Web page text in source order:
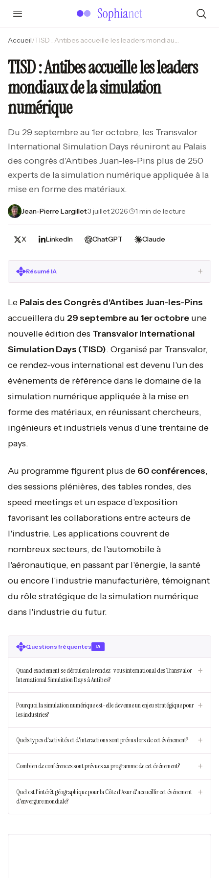
Accueil/ TISD : Antibes accueille les leaders mondiaux de la simulation numérique
TISD : Antibes accueille les leaders
mondiaux de la simulation
numérique
Du 29 septembre au 1er octobre, les Transvalor
International Simulation Days réuniront au Palais
des congrès d'Antibes Juan-les-Pins plus de 250
experts de la simulation numérique appliquée à la
mise en forme des matériaux.
Jean-Pierre Largillet·3 juillet 2026· 1 min de lecture
X LinkedIn ChatGPT Claude
Résumé IA +
Le Palais des Congrès d'Antibes Juan-les-Pins
accueillera du 29 septembre au 1er octobre une
nouvelle édition des Transvalor International
Simulation Days (TISD). Organisé par Transvalor,
ce rendez-vous international est devenu l'un des
événements de référence dans le domaine de la
simulation numérique appliquée à la mise en
forme des matériaux, en réunissant chercheurs,
ingénieurs et industriels venus d'une trentaine de
pays.
Au programme figurent plus de 60 conférences,
des sessions plénières, des tables rondes, des
speed meetings et un espace d'exposition
favorisant les collaborations entre acteurs de
l'industrie. Les applications couvrent de
nombreux secteurs, de l'automobile à
l'aéronautique, en passant par l'énergie, la santé
ou encore l'industrie manufacturière, témoignant
du rôle stratégique de la simulation numérique
dans l'industrie du futur.
Questions fréquentes IA
Quand exactement se déroulera le rendez-vous international des Transvalor
International Simulation Days à Antibes?
+
Pourquoi la simulation numérique est-elle devenue un enjeu stratégique pour
les industries?
+
Quels types d'activités et d'interactions sont prévus lors de cet événement? +
Combien de conférences sont prévues au programme de cet événement? +
Quel est l'intérêt géographique pour la Côte d'Azur d'accueillir cet événement
d'envergure mondiale?
+